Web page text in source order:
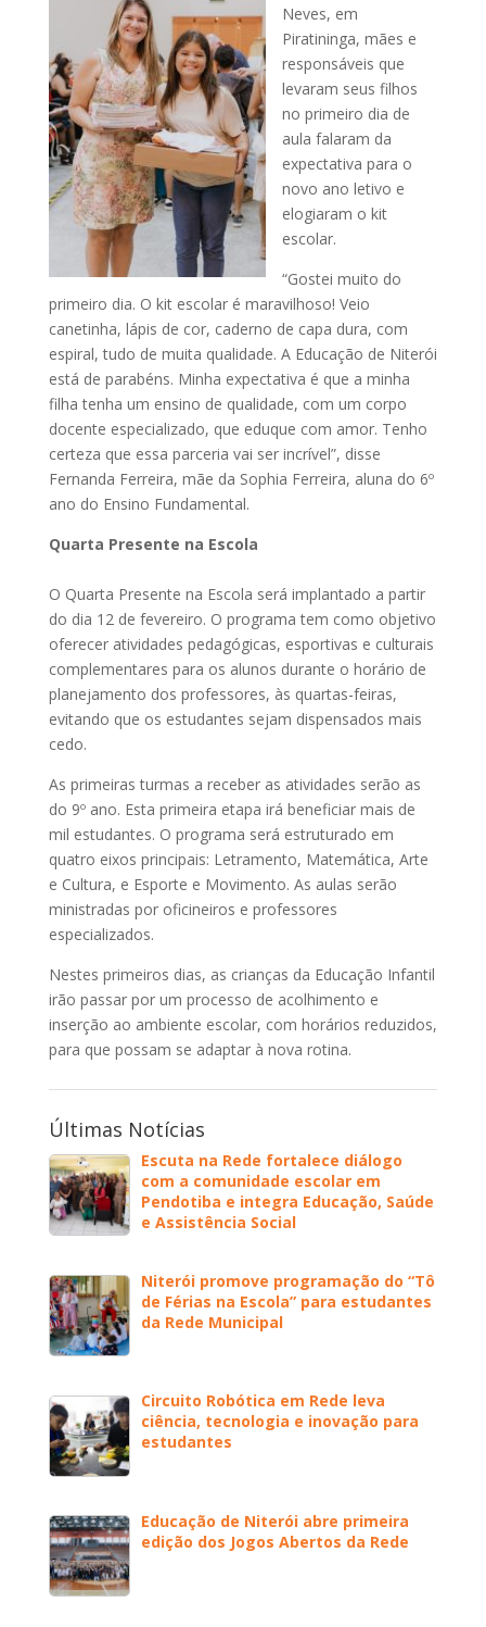
Neves, em
Piratininga, mães e
responsáveis que
levaram seus filhos
no primeiro dia de
aula falaram da
expectativa para o
novo ano letivo e
elogiaram o kit
escolar.
“Gostei muito do
primeiro dia. O kit escolar é maravilhoso! Veio
canetinha, lápis de cor, caderno de capa dura, com
espiral, tudo de muita qualidade. A Educação de Niterói
está de parabéns. Minha expectativa é que a minha
filha tenha um ensino de qualidade, com um corpo
docente especializado, que eduque com amor. Tenho
certeza que essa parceria vai ser incrível”, disse
Fernanda Ferreira, mãe da Sophia Ferreira, aluna do 6º
ano do Ensino Fundamental.
Quarta Presente na Escola
O Quarta Presente na Escola será implantado a partir
do dia 12 de fevereiro. O programa tem como objetivo
oferecer atividades pedagógicas, esportivas e culturais
complementares para os alunos durante o horário de
planejamento dos professores, às quartas-feiras,
evitando que os estudantes sejam dispensados mais
cedo.
As primeiras turmas a receber as atividades serão as
do 9º ano. Esta primeira etapa irá beneficiar mais de
mil estudantes. O programa será estruturado em
quatro eixos principais: Letramento, Matemática, Arte
e Cultura, e Esporte e Movimento. As aulas serão
ministradas por oficineiros e professores
especializados.
Nestes primeiros dias, as crianças da Educação Infantil
irão passar por um processo de acolhimento e
inserção ao ambiente escolar, com horários reduzidos,
para que possam se adaptar à nova rotina.
Últimas Notícias
Escuta na Rede fortalece diálogo
com a comunidade escolar em
Pendotiba e integra Educação, Saúde
e Assistência Social
Niterói promove programação do “Tô
de Férias na Escola” para estudantes
da Rede Municipal
Circuito Robótica em Rede leva
ciência, tecnologia e inovação para
estudantes
Educação de Niterói abre primeira
edição dos Jogos Abertos da Rede